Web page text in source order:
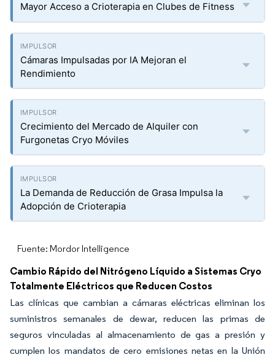
Mayor Acceso a Crioterapia en Clubes de Fitness
Cámaras Impulsadas por IA Mejoran el
Rendimiento
Crecimiento del Mercado de Alquiler con
Furgonetas Cryo Móviles
La Demanda de Reducción de Grasa Impulsa la
Adopción de Crioterapia
Fuente: Mordor Intelligence
Cambio Rápido del Nitrógeno Líquido a Sistemas Cryo
Totalmente Eléctricos que Reducen Costos
Las clínicas que cambian a cámaras eléctricas eliminan los
suministros semanales de dewar, reducen las primas de
seguros vinculadas al almacenamiento de gas a presión y
cumplen los mandatos de cero emisiones netas en la Unión